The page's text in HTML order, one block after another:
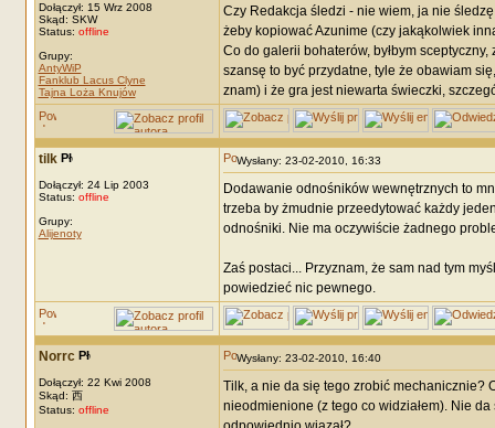
Dołączył: 15 Wrz 2008
Skąd: SKW
Status: offline
Grupy:
AntyWiP
Fanklub Lacus Clyne
Tajna Loża Knujów
Czy Redakcja śledzi - nie wiem, ja nie
żeby kopiować Azunime (czy jakąkolwiek
Co do galerii bohaterów, byłbym
szansę to być przydatne, tyle że obawiam
znam) i że gra jest niewarta świeczki,
tilk
Dołączył: 24 Lip 2003
Status: offline
Grupy:
Alijenoty
Wysłany: 23-02-2010, 16:33
Dodawanie odnośników wewnętrznych to
trzeba by żmudnie przeedytować każdy
odnośniki. Nie ma oczywiście żadnego
Zaś postaci... Przyznam, że sam nad tym
powiedzieć nic pewnego.
Norrc
Dołączył: 22 Kwi 2008
Skąd: 西
Status: offline
Wysłany: 23-02-2010, 16:40
Tilk, a nie da się tego zrobić mechanicznie?
nieodmienione (z tego co widziałem). Nie